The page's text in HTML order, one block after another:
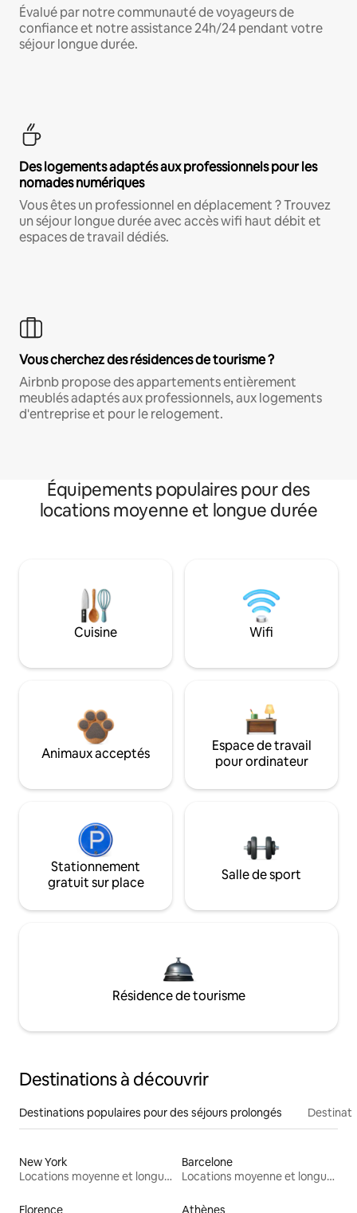
Évalué par notre communauté de voyageurs de
confiance et notre assistance 24h/24 pendant votre
séjour longue durée.
Des logements adaptés aux professionnels pour les
nomades numériques
Vous êtes un professionnel en déplacement ? Trouvez
un séjour longue durée avec accès wifi haut débit et
espaces de travail dédiés.
Vous cherchez des résidences de tourisme ?
Airbnb propose des appartements entièrement
meublés adaptés aux professionnels, aux logements
d'entreprise et pour le relogement.
Équipements populaires pour des
locations moyenne et longue durée
Cuisine Wifi
Animaux acceptés
Espace de travail
pour ordinateur
Stationnement
gratuit sur place
Salle de sport
Résidence de tourisme
Destinations à découvrir
Destinations populaires pour des séjours prolongés
New York
Locations moyenne et longue durée
Barcelone
Locations moyenne et longue durée
Florence Athènes